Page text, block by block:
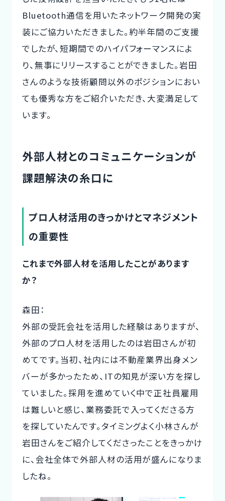
Bluetooth通信を用いたネットワーク開発の実
装にご協力いただきました。約半年間のご支援
でしたが、短期間でのハイパフォーマンスによ
り、無事にリリースすることができました。岩田
さんのような技術顧問以外のポジションにおい
ても優秀な方をご紹介いただき、大変満足して
います。
外部人材とのコミュニケーションが
課題解決の糸口に
プロ人材活用のきっかけとマネジメント
の重要性
これまで外部人材を活用したことがあります
か？
森田：
外部の受託会社を活用した経験はありますが、
外部のプロ人材を活用したのは岩田さんが初
めてです。当初、社内には不動産業界出身メン
バーが多かったため、ITの知見が深い方を探し
ていました。採用を進めていく中で正社員雇用
は難しいと感じ、業務委託で入ってくださる方
を探していたんです。タイミングよく小林さんが
岩田さんをご紹介してくださったことをきっかけ
に、会社全体で外部人材の活用が盛んになりま
したね。